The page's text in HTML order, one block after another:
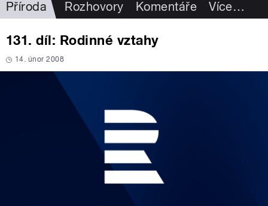
Příroda Rozhovory Komentáře Více…
131. díl: Rodinné vztahy
14. únor 2008